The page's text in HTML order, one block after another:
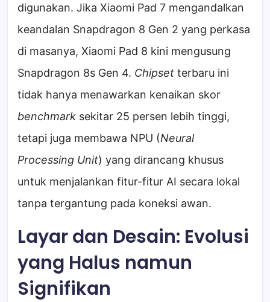
digunakan. Jika Xiaomi Pad 7 mengandalkan
keandalan Snapdragon 8 Gen 2 yang perkasa
di masanya, Xiaomi Pad 8 kini mengusung
Snapdragon 8s Gen 4. Chipset terbaru ini
tidak hanya menawarkan kenaikan skor
benchmark sekitar 25 persen lebih tinggi,
tetapi juga membawa NPU (Neural
Processing Unit) yang dirancang khusus
untuk menjalankan fitur-fitur AI secara lokal
tanpa tergantung pada koneksi awan.
Layar dan Desain: Evolusi
yang Halus namun
Signifikan